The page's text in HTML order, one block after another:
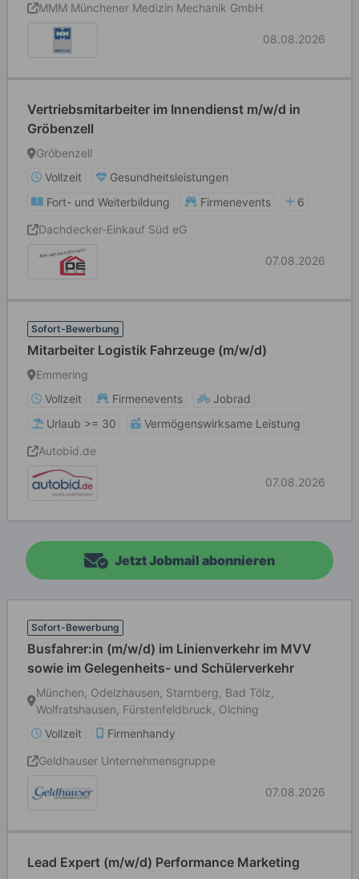
MMM Münchener Medizin Mechanik GmbH
08.08.2026
Vertriebsmitarbeiter im Innendienst m/w/d in
Gröbenzell
Gröbenzell
Vollzeit
Gesundheitsleistungen
Fort- und Weiterbildung
Firmenevents
6
Dachdecker-Einkauf Süd eG
07.08.2026
Sofort-Bewerbung
Mitarbeiter Logistik Fahrzeuge (m/w/d)
Emmering
Vollzeit
Firmenevents
Jobrad
Urlaub >= 30
Vermögenswirksame Leistung
Autobid.de
07.08.2026
Jetzt Jobmail abonnieren
Sofort-Bewerbung
Busfahrer:in (m/w/d) im Linienverkehr im MVV
sowie im Gelegenheits- und Schülerverkehr
München, Odelzhausen, Starnberg, Bad Tölz,
Wolfratshausen, Fürstenfeldbruck, Olching
Vollzeit
Firmenhandy
Geldhauser Unternehmensgruppe
07.08.2026
Lead Expert (m/w/d) Performance Marketing